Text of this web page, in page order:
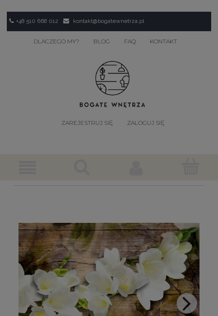
+48 510 668 012 kontakt@bogatewnetrza.pl
DLACZEGO MY? BLOG FAQ KONTAKT
ZAREJESTRUJ SIĘ ZALOGUJ SIĘ